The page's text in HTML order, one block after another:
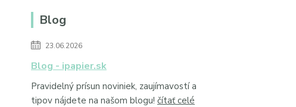
Blog
23.06.2026
Blog - ipapier.sk
Pravidelný prísun noviniek, zaujímavostí a
tipov nájdete na našom blogu! čítať celé